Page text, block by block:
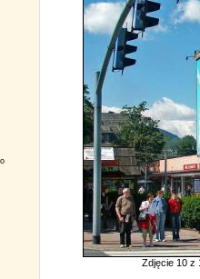
Zdjęcie 10